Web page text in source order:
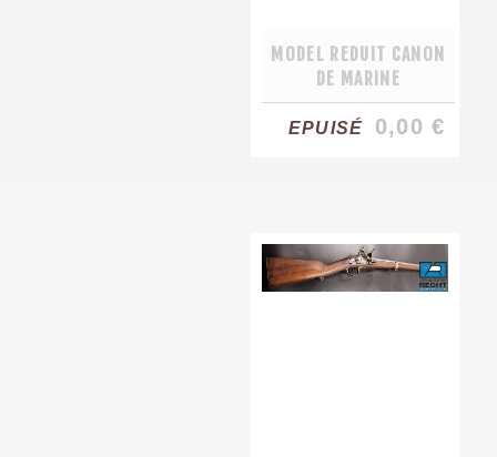
MODEL REDUIT CANON
DE MARINE
EPUISÉ 0,00 €